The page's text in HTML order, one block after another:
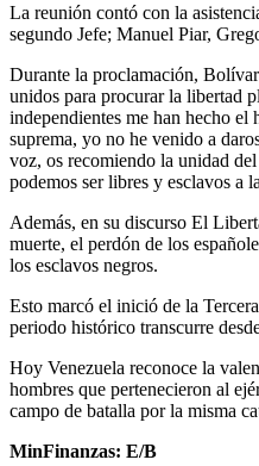
La reunión contó con la
segundo Jefe; Manuel Piar,
Durante la proclamación,
unidos para procurar la libertad
independientes me han hecho el
suprema, yo no he venido a
voz, os recomiendo la unidad
podemos ser libres y esclavos a
Además, en su discurso El
muerte, el perdón de los
los esclavos negros.
Esto marcó el inició de la
periodo histórico transcurre
Hoy Venezuela reconoce la
hombres que pertenecieron al
campo de batalla por la misma
MinFinanzas: E/B